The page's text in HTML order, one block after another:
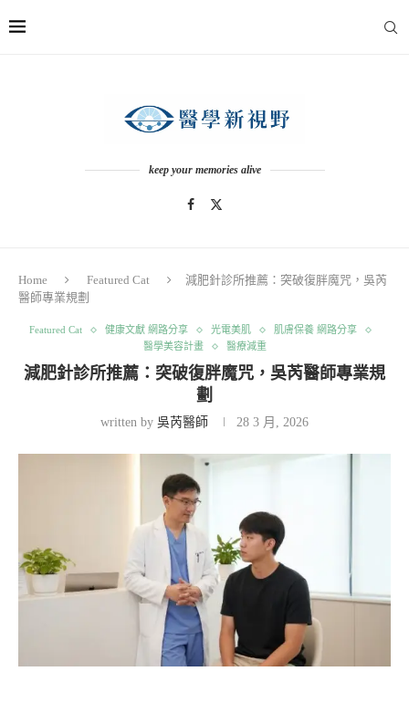
keep your memories alive
Home Featured Cat
減肥針診所推薦：突破復胖魔咒，吳芮
醫師專業規劃
Featured Cat 健康文獻 網路分享 光電美肌
肌膚保養 網路分享
醫學美容計畫
醫療減重
減肥針診所推薦：突破復胖魔咒，吳芮醫師專業規
劃
written by 吳芮醫師 28 3 月, 2026